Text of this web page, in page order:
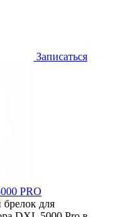
Записаться
PRO
для